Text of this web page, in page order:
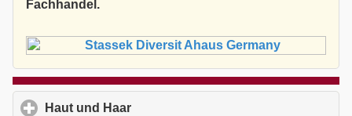
Fachhandel.
Haut und Haar